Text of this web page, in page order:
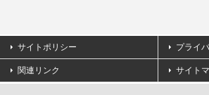
サイトポリシー プライ
関連リンク サイト